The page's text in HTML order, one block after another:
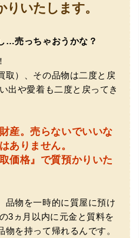
て安心できるお店であると
みにも関わらず、とても親
で買い取って頂きました。あ
りいたします。
…売っちゃおうかな？
取）、その品物は二度と戻
出や愛着も二度と戻ってき
産。売らないでいいな
ありません。
価格』で質預かりいた
品物を一時的に質屋に預け
3ヵ月以内に元金と質料を
を持って帰れるんです。